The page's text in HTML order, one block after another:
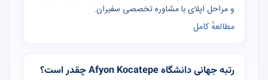
و مراحل اپلای با مشاوره تخصصی سفیران.
مطالعهٔ کامل
رتبه جهانی دانشگاه Afyon Kocatepe چقدر است؟